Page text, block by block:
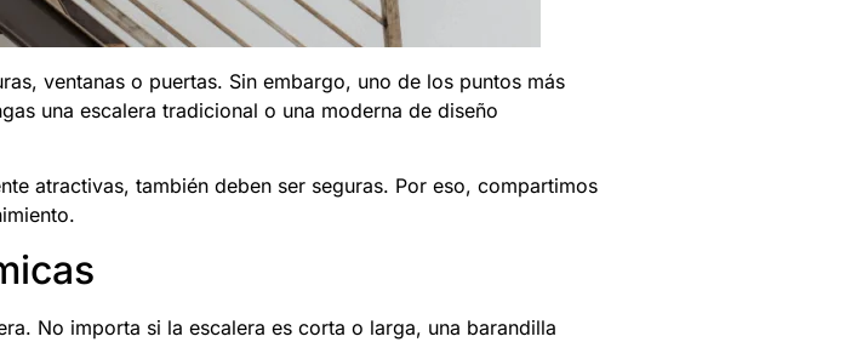
ventanas o puertas. Sin embargo, uno de los puntos más
una escalera tradicional o una moderna de diseño
atractivas, también deben ser seguras. Por eso, compartimos
No importa si la escalera es corta o larga, una barandilla